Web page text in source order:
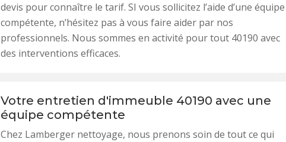
devis pour connaître le tarif. SI vous sollicitez l’aide d’une équipe
compétente, n’hésitez pas à vous faire aider par nos
professionnels. Nous sommes en activité pour tout 40190 avec
des interventions efficaces.
Votre entretien d'immeuble 40190 avec une
équipe compétente
Chez Lamberger nettoyage, nous prenons soin de tout ce qui